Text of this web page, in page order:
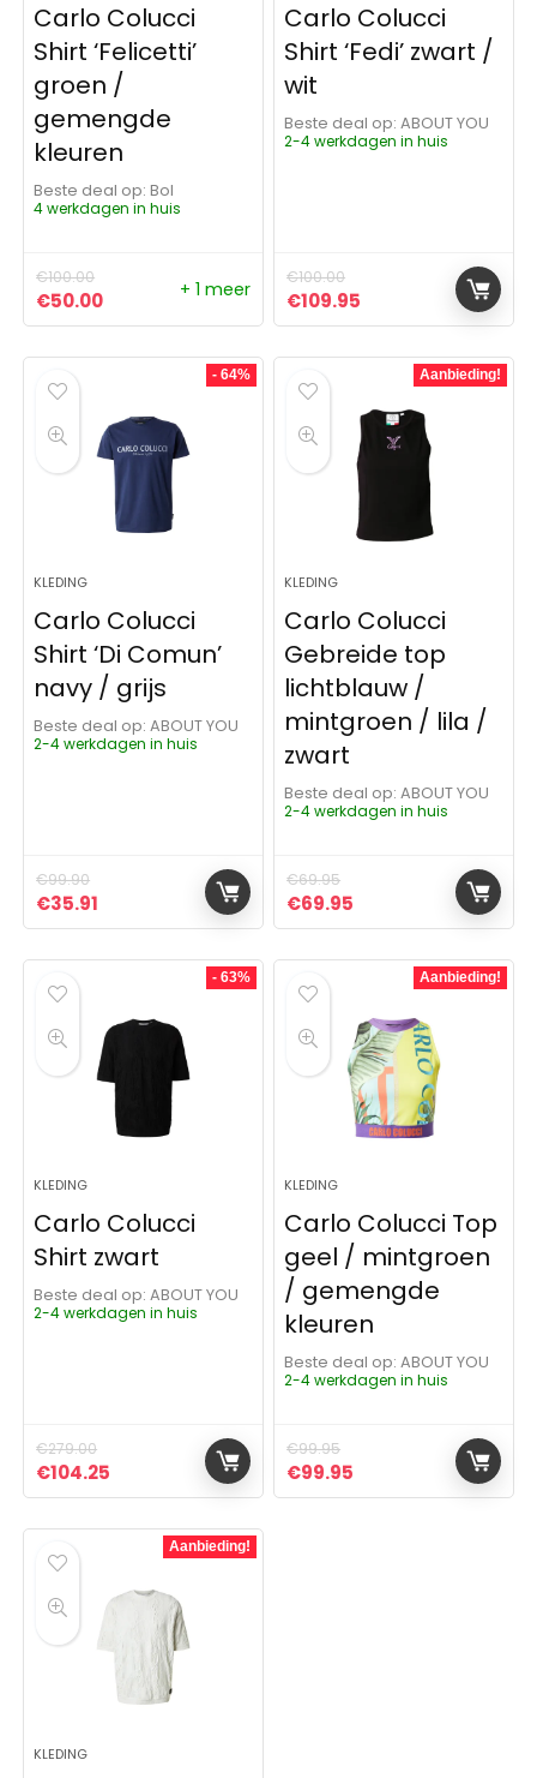
Carlo Colucci
Shirt ‘Felicetti’
groen /
gemengde
kleuren
Beste deal op:
Bol
4 werkdagen in huis
€100.00
Oorspronkelijke prijs was: €100.00.
€50.00Huidige prijs is: €50.00.
+ 1 meer
Carlo Colucci
Shirt ‘Fedi’ zwart /
wit
Beste deal op:
ABOUT YOU
2-4 werkdagen in huis
€100.00
Oorspronkelijke prijs was:
€109.95 Huidige prijs is:
- 64%
KLEDING
Carlo Colucci
Shirt ‘Di Comun’
navy / grijs
Beste deal op:
ABOUT YOU
2-4 werkdagen in huis
€99.90
Oorspronkelijke prijs was: €99.90.
€35.91 Huidige prijs is: €35.91.
Aanbieding!
KLEDING
Carlo Colucci
Gebreide top
lichtblauw /
mintgroen / lila /
zwart
Beste deal op:
ABOUT YOU
2-4 werkdagen in huis
€69.95
Oorspronkelijke prijs
€69.95 Huidige prijs is:
- 63%
KLEDING
Carlo Colucci
Shirt zwart
Beste deal op:
ABOUT YOU
2-4 werkdagen in huis
€279.00
Oorspronkelijke prijs was: €279.00.
€104.25 Huidige prijs is: €104.25.
Aanbieding!
KLEDING
Carlo Colucci Top
geel / mintgroen
/ gemengde
kleuren
Beste deal op:
ABOUT YOU
2-4 werkdagen in huis
€99.95
Oorspronkelijke prijs
€99.95 Huidige prijs is:
Aanbieding!
KLEDING